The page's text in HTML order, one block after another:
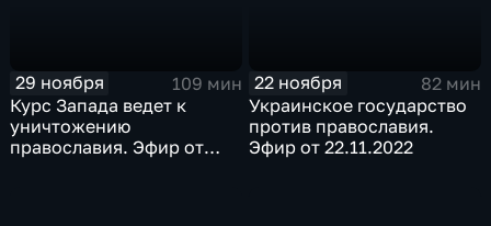
29 ноября
109 мин
Курс Запада ведет к
уничтожению
православия. Эфир от
22 ноября
82 мин
Украинское государство
против православия.
Эфир от 22.11.2022